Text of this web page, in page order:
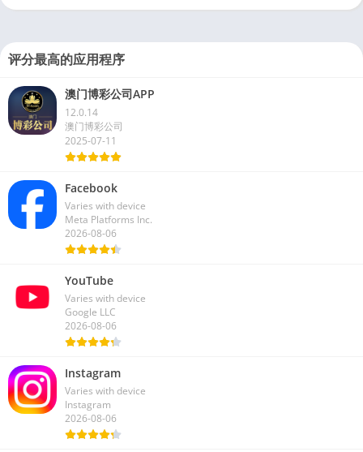
评分最高的应用程序
澳门博彩公司APP
12.0.14
澳门博彩公司
2025-07-11
Facebook
Varies with device
Meta Platforms Inc.
2026-08-06
YouTube
Varies with device
Google LLC
2026-08-06
Instagram
Varies with device
Instagram
2026-08-06